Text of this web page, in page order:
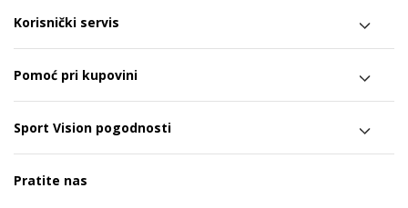
Korisnički servis
Pomoć pri kupovini
Sport Vision pogodnosti
Pratite nas